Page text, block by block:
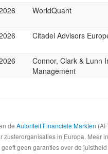
WorldQuant
Citadel Advisors
Connor, Clark & Lunn
Management
de Autoriteit Financiele Markten
zusterorganisaties in Europa.
geen garanties over de